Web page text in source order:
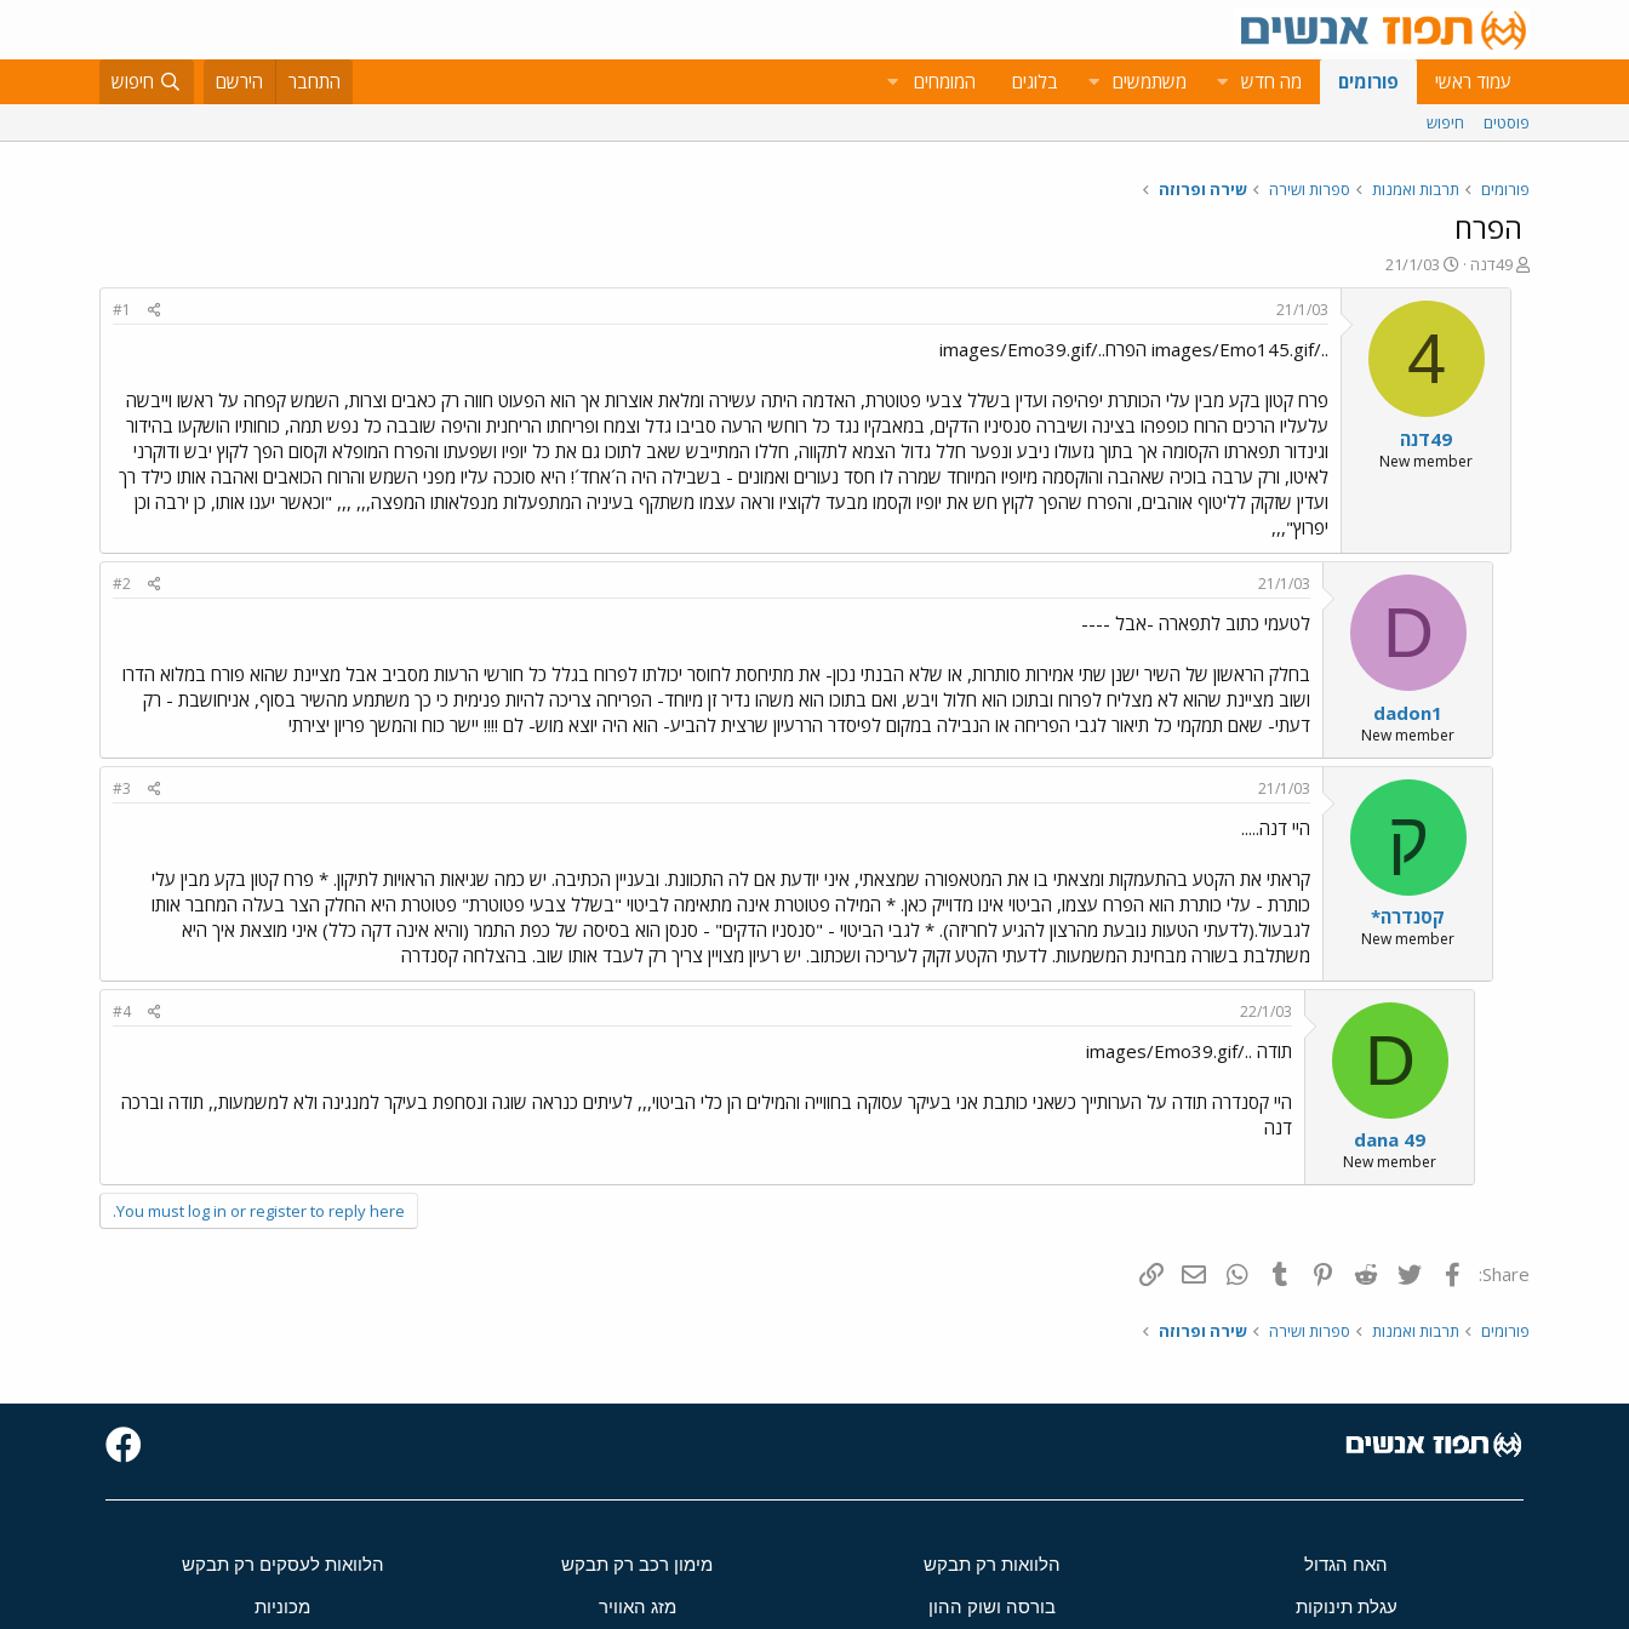
עמוד ראשי פורומים מה חדש משתמשים בלוגים המומחים התחבר הירשם חיפוש
פוסטים חיפוש
פורומים תרבות ואמנות ספרות ושירה שירה ופרוזה
הפרח
פ
ו
49דנה
פ
ו
ר
ב
א
ר
י
21/1/03
4
49דנה
New member
21/1/03
#1
../images/Emo145.gif הפרח../images/Emo39.gif
פרח קטון בקע מבין עלי הכותרת יפהיפה ועדין בשלל צבעי פטוטרת, האדמה היתה עשירה ומלאת אוצרות אך הוא הפעוט חווה רק כאבים וצרות, השמש קפחה על ראשו וייבשה
עלעליו הרכים הרוח כופפהו בצינה ושיברה סנסיניו הדקים, במאבקיו נגד כל רוחשי הרעה סביבו גדל וצמח ופריחתו הריחנית והיפה שובבה כל נפש תמה, כוחותיו הושקעו בהידור
וגינדור תפארתו הקסומה אך בתוך גזעולו ניבע ונפער חלל גדול הצמא לתקווה, חללו המתייבש שאב לתוכו גם את כל יופיו ושפעתו והפרח המופלא וקסום הפך לקוץ יבש ודוקרני
לאיטו, ורק ערבה בוכיה שאהבה והוקסמה מיופיו המיוחד שמרה לו חסד נעורים ואמונים - בשבילה היה ה´אחד´! היא סוככה עליו מפני השמש והרוח הכואבים ואהבה אותו כילד רך
ועדין שזקוק לליטוף אוהבים, והפרח שהפך לקוץ חש את יופיו וקסמו מבעד לקוציו וראה עצמו משתקף בעיניה המתפעלות מנפלאותו המפצה,,, ,,, "וכאשר יענו אותו, כן ירבה וכן
יפרוץ",,,
D
dadon1
New member
21/1/03
#2
לטעמי כתוב לתפארה -אבל ----
בחלק הראשון של השיר ישנן שתי אמירות סותרות, או שלא הבנתי נכון- את מתיחסת לחוסר יכולתו לפרוח בגלל כל חורשי הרעות מסביב אבל מציינת שהוא פורח במלוא הדרו
ושוב מציינת שהוא לא מצליח לפרוח ובתוכו הוא חלול ויבש, ואם בתוכו הוא משהו נדיר זן מיוחד- הפריחה צריכה להיות פנימית כי כך משתמע מהשיר בסוף, אניחושבת - רק
דעתי- שאם תמקמי כל תיאור לגבי הפריחה או הנבילה במקום לפיסדר הררעיון שרצית להביע- הוא היה יוצא מוש- לם !!!! יישר כוח והמשך פריון יצירתי
ק
קסנדרה*
New member
21/1/03
#3
היי דנה.....
קראתי את הקטע בהתעמקות ומצאתי בו את המטאפורה שמצאתי, איני יודעת אם לה התכוונת. ובעניין הכתיבה. יש כמה שגיאות הראויות לתיקון. * פרח קטון בקע מבין עלי
כותרת - עלי כותרת הוא הפרח עצמו, הביטוי אינו מדוייק כאן. * המילה פטוטרת אינה מתאימה לביטוי "בשלל צבעי פטוטרת" פטוטרת היא החלק הצר בעלה המחבר אותו
לגבעול.(לדעתי הטעות נובעת מהרצון להגיע לחריזה). * לגבי הביטוי - "סנסניו הדקים" - סנסן הוא בסיסה של כפת התמר (והיא אינה דקה כלל) איני מוצאת איך היא
משתלבת בשורה מבחינת המשמעות. לדעתי הקטע זקוק לעריכה ושכתוב. יש רעיון מצויין צריך רק לעבד אותו שוב. בהצלחה קסנדרה
D
dana 49
New member
22/1/03
#4
תודה ../images/Emo39.gif
היי קסנדרה תודה על הערותייך כשאני כותבת אני בעיקר עסוקה בחווייה והמילים הן כלי הביטוי,,, לעיתים כנראה שוגה ונסחפת בעיקר למנגינה ולא למשמעות,, תודה וברכה
דנה
You must log in or register to reply here.
Share: פייסבוק Twitter
Reddit
Pinterest
Tumblr
WhatsAppדואר אלקטרוני
פורומים תרבות ואמנות ספרות ושירה שירה ופרוזה
האח הגדול הלוואות רק תבקש מימון רכב רק תבקש הלוואות לעסקים רק תבקש
עגלת תינוקות בורסה ושוק ההון מזג האוויר מכוניות